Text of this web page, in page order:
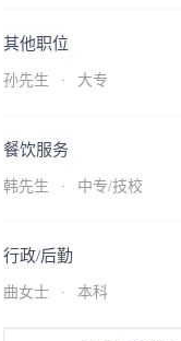
其他职位
孙先生 · 大专
餐饮服务
韩先生 · 中专/技校
行政/后勤
曲女士 · 本科